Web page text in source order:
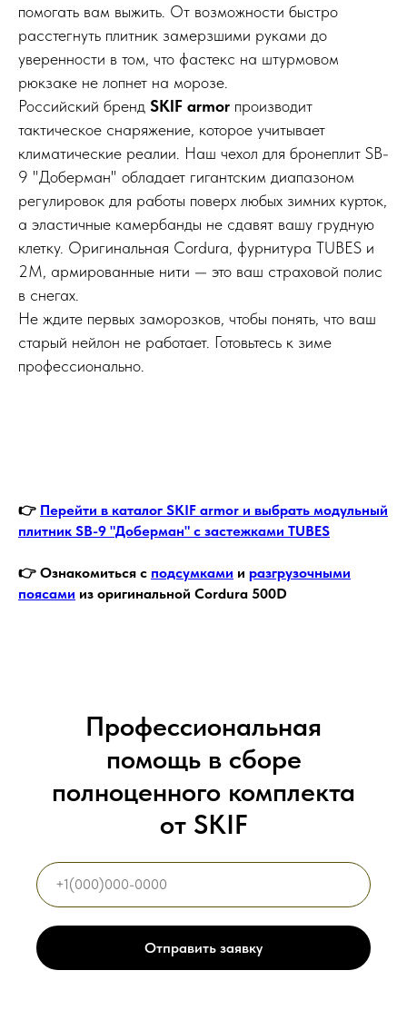
помогать вам выжить. От возможности быстро
расстегнуть плитник замерзшими руками до
уверенности в том, что фастекс на штурмовом
рюкзаке не лопнет на морозе.
Российский бренд SKIF armor производит
тактическое снаряжение, которое учитывает
климатические реалии. Наш чехол для бронеплит SB-
9 "Доберман" обладает гигантским диапазоном
регулировок для работы поверх любых зимних курток,
а эластичные камербанды не сдавят вашу грудную
клетку. Оригинальная Cordura, фурнитура TUBES и
2M, армированные нити — это ваш страховой полис
в снегах.
Не ждите первых заморозков, чтобы понять, что ваш
старый нейлон не работает. Готовьтесь к зиме
профессионально.
👉 Перейти в каталог SKIF armor и выбрать модульный
плитник SB-9 "Доберман" с застежками TUBES
👉 Ознакомиться с подсумками и разгрузочными
поясами из оригинальной Cordura 500D
Профессиональная
помощь в сборе
полноценного комплекта
от SKIF
Отправить заявку